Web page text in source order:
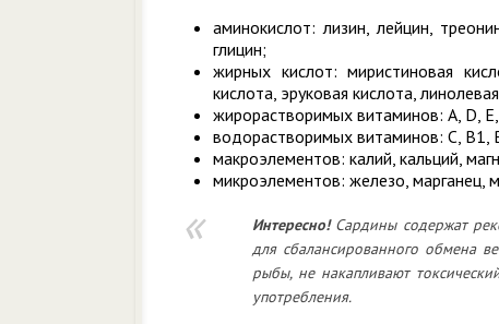
аминокислот: лизин, лейцин,
глицин;
жирных кислот: миристиновая
кислота, эруковая кислота,
жирорастворимых витаминов: А, D,
водорастворимых витаминов: С,
макроэлементов: калий, кальций,
микроэлементов: железо, марганец,
Интересно!Сардины содержат
для сбалансированного обмена
рыбы, не накапливают
употребления.